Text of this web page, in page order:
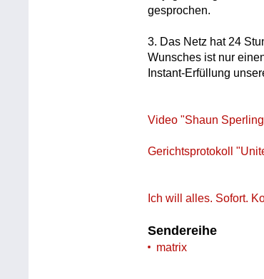
gesprochen.
3. Das Netz hat 24
Wunsches ist nur
Instant-Erfüllung
Video "Shaun
Gerichtsprotokoll
Ich will alles. Sofort.
Sendereihe
matrix